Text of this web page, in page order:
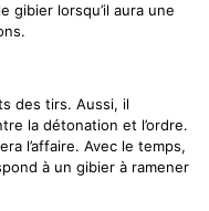
gibier lorsqu’il aura une
des tirs. Aussi, il
la détonation et l’ordre.
l’affaire. Avec le temps,
à un gibier à ramener